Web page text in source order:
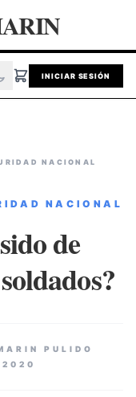
INICIAR SESIÓN
NACIONAL
NACIONAL
de
PULIDO
2020